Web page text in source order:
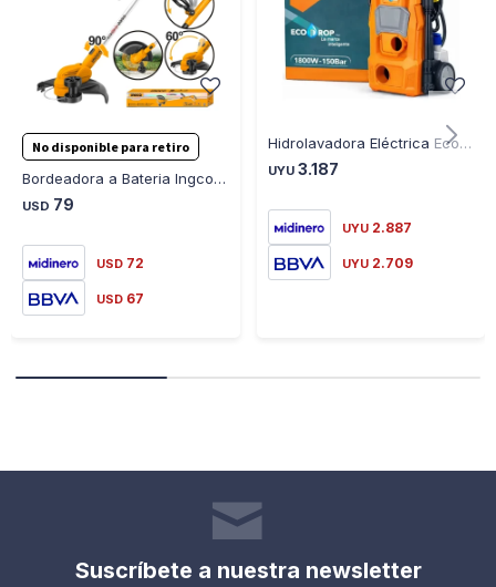
No disponible para retiro
Bordeadora a Bateria Ingco CGTLI20328 20V P20S
USD 79
USD 72
USD 67
Hidrolavadora Eléctrica Ecodrop HAC201 1800W 150BAR - ROJO
UYU 3.187
UYU 2.887
UYU 2.709
Suscríbete a nuestra newsletter